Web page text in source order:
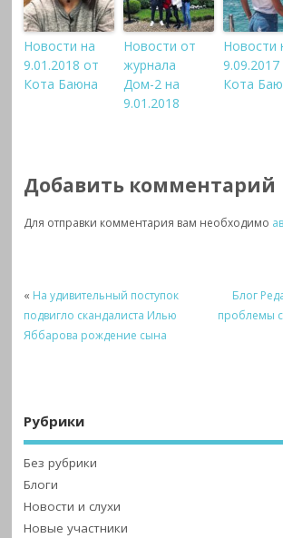
Новости на
9.01.2018 от
Кота Баюна
Новости от
журнала
Дом-2 на
9.01.2018
Новости
9.09.2017
Кота
Добавить комментарий
Для отправки комментария вам необходимо
« На удивительный поступок
подвигло скандалиста Илью
Яббарова рождение сына
Блог
проблемы
Рубрики
Без рубрики
Блоги
Новости и слухи
Новые участники